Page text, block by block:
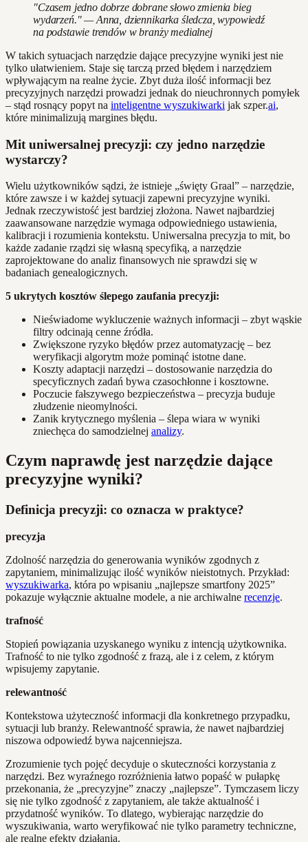
"Czasem jedno dobrze dobrane słowo zmienia bieg
wydarzeń." — Anna, dziennikarka śledcza, wypowiedź
na podstawie trendów w branży medialnej
W takich sytuacjach narzędzie dające precyzyjne wyniki jest nie
tylko ułatwieniem. Staje się tarczą przed błędem i narzędziem
wpływającym na realne życie. Zbyt duża ilość informacji bez
precyzyjnych narzędzi prowadzi jednak do nieuchronnych pomyłek
– stąd rosnący popyt na inteligentne wyszukiwarki jak szper.ai,
które minimalizują margines błędu.
Mit uniwersalnej precyzji: czy jedno narzędzie
wystarczy?
Wielu użytkowników sądzi, że istnieje „święty Graal” – narzędzie,
które zawsze i w każdej sytuacji zapewni precyzyjne wyniki.
Jednak rzeczywistość jest bardziej złożona. Nawet najbardziej
zaawansowane narzędzie wymaga odpowiedniego ustawienia,
kalibracji i rozumienia kontekstu. Uniwersalna precyzja to mit, bo
każde zadanie rządzi się własną specyfiką, a narzędzie
zaprojektowane do analiz finansowych nie sprawdzi się w
badaniach genealogicznych.
5 ukrytych kosztów ślepego zaufania precyzji:
Nieświadome wykluczenie ważnych informacji – zbyt wąskie
filtry odcinają cenne źródła.
Zwiększone ryzyko błędów przez automatyzację – bez
weryfikacji algorytm może pominąć istotne dane.
Koszty adaptacji narzędzi – dostosowanie narzędzia do
specyficznych zadań bywa czasochłonne i kosztowne.
Poczucie fałszywego bezpieczeństwa – precyzja buduje
złudzenie nieomylności.
Zanik krytycznego myślenia – ślepa wiara w wyniki
zniechęca do samodzielnej analizy.
Czym naprawdę jest narzędzie dające
precyzyjne wyniki?
Definicja precyzji: co oznacza w praktyce?
precyzja
Zdolność narzędzia do generowania wyników zgodnych z
zapytaniem, minimalizując ilość wyników nieistotnych. Przykład:
wyszukiwarka, która po wpisaniu „najlepsze smartfony 2025”
pokazuje wyłącznie aktualne modele, a nie archiwalne recenzje.
trafność
Stopień powiązania uzyskanego wyniku z intencją użytkownika.
Trafność to nie tylko zgodność z frazą, ale i z celem, z którym
wpisujemy zapytanie.
relewantność
Kontekstowa użyteczność informacji dla konkretnego przypadku,
sytuacji lub branży. Relewantność sprawia, że nawet najbardziej
niszowa odpowiedź bywa najcenniejsza.
Zrozumienie tych pojęć decyduje o skuteczności korzystania z
narzędzi. Bez wyraźnego rozróżnienia łatwo popaść w pułapkę
przekonania, że „precyzyjne” znaczy „najlepsze”. Tymczasem liczy
się nie tylko zgodność z zapytaniem, ale także aktualność i
przydatność wyników. To dlatego, wybierając narzędzie do
wyszukiwania, warto weryfikować nie tylko parametry techniczne,
ale realne efekty działania.